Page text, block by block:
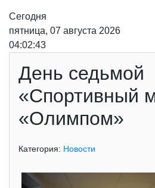
Сегодня
пятница, 07 августа 2026
04:02:43
День седьмой
«Спортивный
«Олимпом»
Категория: Новости